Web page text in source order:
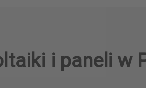
i paneli w